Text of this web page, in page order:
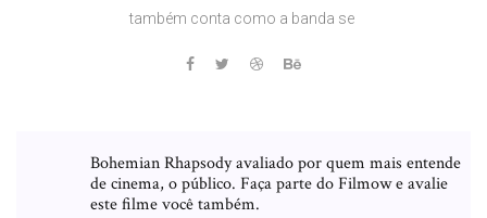
também conta como a banda se
Bohemian Rhapsody avaliado por quem mais entende
de cinema, o público. Faça parte do Filmow e avalie
este filme você também.